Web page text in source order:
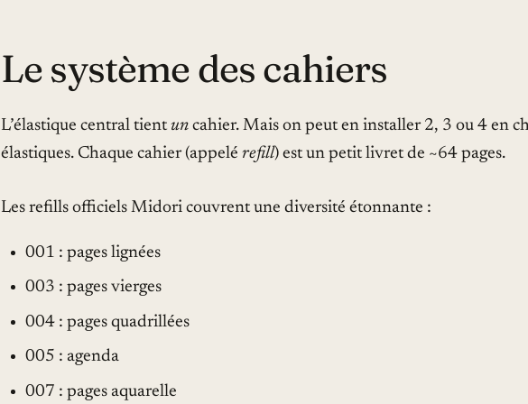
Le système des cahiers
L’élastique central tient un cahier. Mais on peut en installer 2, 3 ou 4 en
élastiques. Chaque cahier (appelé refill) est un petit livret de ~64 pages.
Les refills officiels Midori couvrent une diversité étonnante :
001 : pages lignées
003 : pages vierges
004 : pages quadrillées
005 : agenda
007 : pages aquarelle